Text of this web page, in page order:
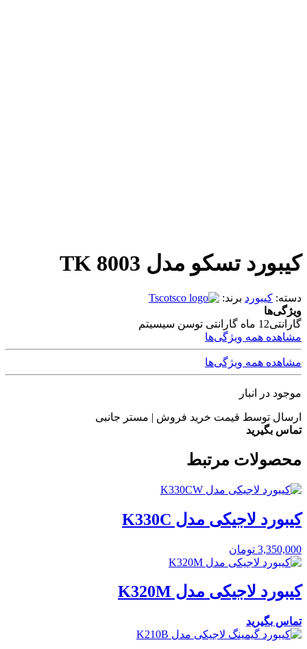
کیبورد تسکو مدل TK 8003
دسته: کیبورد برند:
Tsco
ویژگی‌ها
گارانتی12 ماه گارانتی توسن سیسیتم
مشاهده همه ویژگی‌ها
مشاهده همه ویژگی‌ها
موجود در انبار
ارسال توسط قیمت خرید فروش | مستر جانبی
تماس بگیرید
محصولات مرتبط
کیبورد لاجیکی مدل K330C
3,350,000 تومان
کیبورد لاجیکی مدل K320M
تماس بگیرید